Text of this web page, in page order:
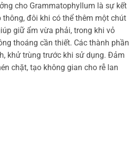
cho Grammatophyllum là sự kết
thông, đôi khi có thể thêm một chút
giữ ẩm vừa phải, trong khi vỏ
thoáng cần thiết. Các thành phần
khử trùng trước khi sử dụng. Đảm
chặt, tạo không gian cho rễ lan